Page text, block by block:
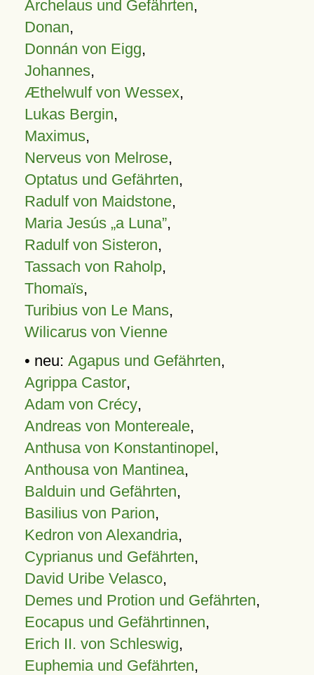
Archelaus und Gefährten,
Donan,
Donnán von Eigg,
Johannes,
Æthelwulf von Wessex,
Lukas Bergin,
Maximus,
Nerveus von Melrose,
Optatus und Gefährten,
Radulf von Maidstone,
Maria Jesús „a Luna”,
Radulf von Sisteron,
Tassach von Raholp,
Thomaïs,
Turibius von Le Mans,
Wilicarus von Vienne
• neu: Agapus und Gefährten,
Agrippa Castor,
Adam von Crécy,
Andreas von Montereale,
Anthusa von Konstantinopel,
Anthousa von Mantinea,
Balduin und Gefährten,
Basilius von Parion,
Kedron von Alexandria,
Cyprianus und Gefährten,
David Uribe Velasco,
Demes und Protion und Gefährten,
Eocapus und Gefährtinnen,
Erich II. von Schleswig,
Euphemia und Gefährten,